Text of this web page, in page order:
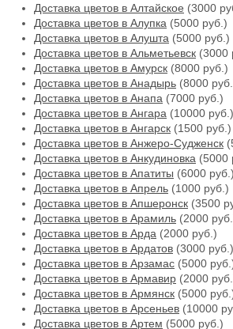
Доставка цветов в Алтайское (3000
Доставка цветов в Алупка (5000 руб.)
Доставка цветов в Алушта (5000 руб.)
Доставка цветов в Альметьевск (3000
Доставка цветов в Амурск (8000 руб.)
Доставка цветов в Анадырь (8000
Доставка цветов в Анапа (7000 руб.)
Доставка цветов в Ангара (10000 руб.)
Доставка цветов в Ангарск (1500 руб.)
Доставка цветов в Анжеро-Судженск
Доставка цветов в Анкудиновка (5000
Доставка цветов в Апатиты (6000 руб.)
Доставка цветов в Апрель (1000 руб.)
Доставка цветов в Апшеронск (3500
Доставка цветов в Арамиль (2000
Доставка цветов в Арда (2000 руб.)
Доставка цветов в Ардатов (3000 руб.)
Доставка цветов в Арзамас (5000
Доставка цветов в Армавир (2000
Доставка цветов в Армянск (5000
Доставка цветов в Арсеньев (10000
Доставка цветов в Артем (5000 руб.)